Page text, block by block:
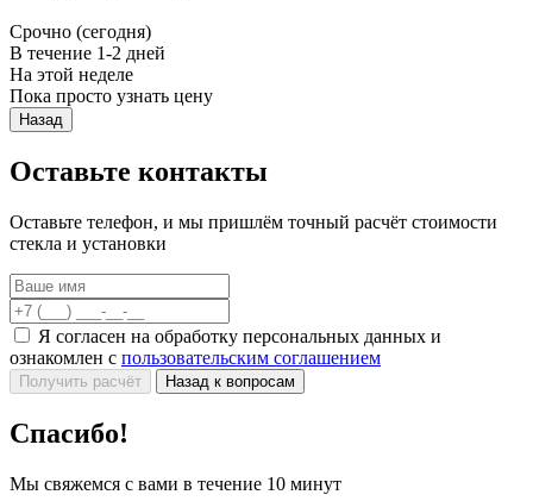
Срочно (сегодня)
В течение 1-2 дней
На этой неделе
Пока просто узнать цену
Назад
Оставьте контакты
Оставьте телефон, и мы пришлём точный расчёт стоимости
стекла и установки
Я согласен на обработку персональных данных и
ознакомлен с пользовательским соглашением
Получить расчёт Назад к вопросам
Спасибо!
Мы свяжемся с вами в течение 10 минут